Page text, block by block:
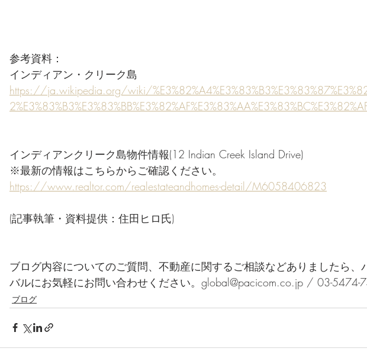
参考資料：
インディアン・クリーク島
https://ja.wikipedia.org/wiki/
インディアンクリーク島物件情報(12 Indian Creek Island Drive)
※最新の情報はこちらからご確認ください。
https://www.realtor.com/realestateandhomes-detail/M6058406823
(記事執筆・資料提供：住田ヒロ氏)
ブログ内容についてのご質問、不動産に関するご相談などありましたら、
バルにお気軽にお問い合わせください。global@pacicom.co.jp / 03-5474-
ブログ